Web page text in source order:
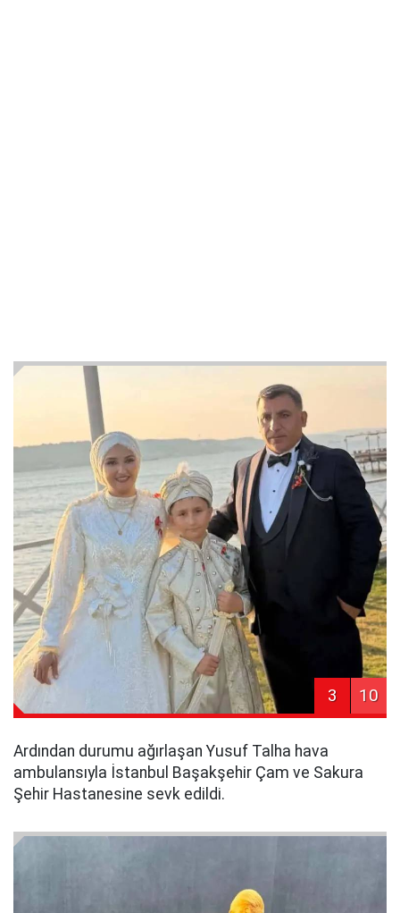
3 10
Ardından durumu ağırlaşan Yusuf Talha hava
ambulansıyla İstanbul Başakşehir Çam ve Sakura
Şehir Hastanesine sevk edildi.